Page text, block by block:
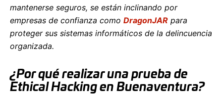
mantenerse seguros, se están inclinando por
empresas de confianza como DragonJAR para
proteger sus sistemas informáticos de la delincuencia
organizada.
¿Por qué realizar una prueba de
Ethical Hacking en Buenaventura?